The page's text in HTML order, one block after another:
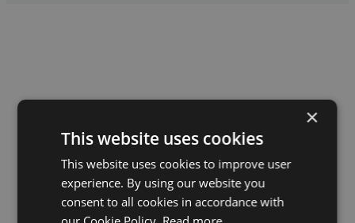
Mūsu vērtības
Kvalitāte
×
This website uses cookies
This website uses cookies to improve user
experience. By using our website you
consent to all cookies in accordance with